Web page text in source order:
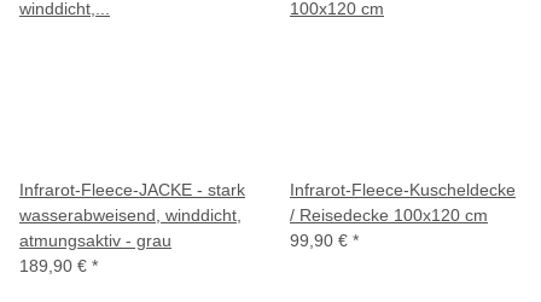
Infrarot-Fleece-JACKE - stark
wasserabweisend, winddicht,
atmungsaktiv - grau
189,90 € *
Infrarot-Fleece-Kuscheldecke
/ Reisedecke 100x120 cm
99,90 € *